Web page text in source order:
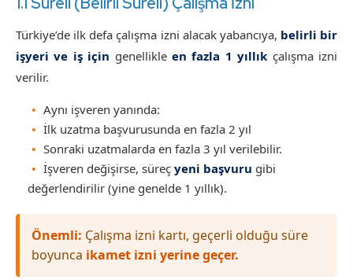
Türkiye’de ilk defa çalışma izni alacak yabancıya, belirli bir
işyeri ve iş için genellikleen fazla 1 yıllık çalışma izni
verilir.
Aynı işveren yanında:
İlk uzatma başvurusunda en fazla 2 yıl
Sonraki uzatmalarda en fazla 3 yıl verilebilir.
İşveren değişirse, süreç yeni başvuru gibi
değerlendirilir (yine genelde 1 yıllık).
Önemli: Çalışma izni kartı, geçerli olduğu süre
boyunca ikamet izni yerine geçer.